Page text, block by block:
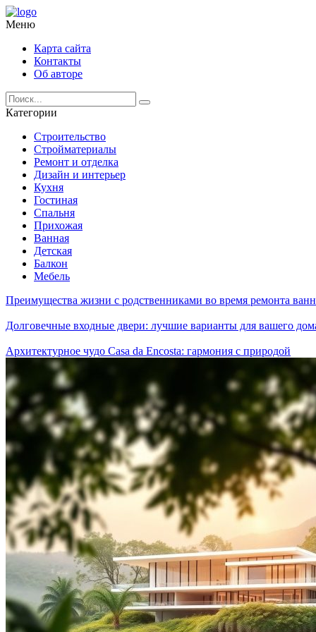
Меню
Карта сайта
Контакты
Об авторе
Категории
Строительство
Стройматериалы
Ремонт и отделка
Дизайн и интерьер
Кухня
Гостиная
Спальня
Прихожая
Ванная
Детская
Балкон
Мебель
Преимущества жизни с родственниками во время ремонта
Долговечные входные двери: лучшие варианты для вашего
Архитектурное чудо Casa da Encosta: гармония с природой